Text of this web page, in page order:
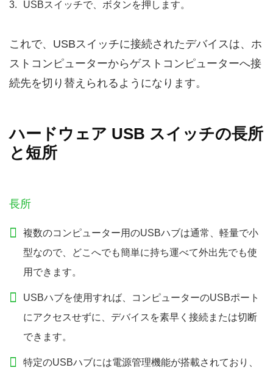
USBスイッチで、ボタンを押します。
これで、USBスイッチに接続されたデバイスは、ホ
ストコンピューターからゲストコンピューターへ接
続先を切り替えられるようになります。
ハードウェア USB スイッチの長所
と短所
長所
複数のコンピューター用のUSBハブは通常、軽量で小
型なので、どこへでも簡単に持ち運べて外出先でも使
用できます。
USBハブを使用すれば、コンピューターのUSBポート
にアクセスせずに、デバイスを素早く接続または切断
できます。
特定のUSBハブには電源管理機能が搭載されており、